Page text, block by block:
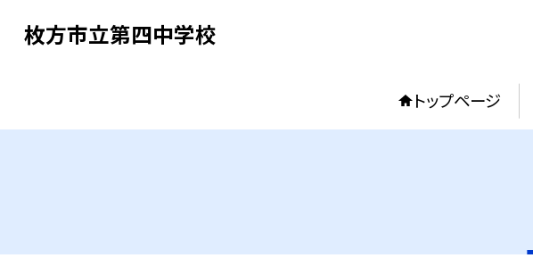
枚方市立第四中学校
トップページ